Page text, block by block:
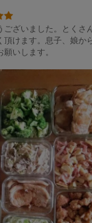
ございました。とくさ
頂けます。息子、娘か
いします。